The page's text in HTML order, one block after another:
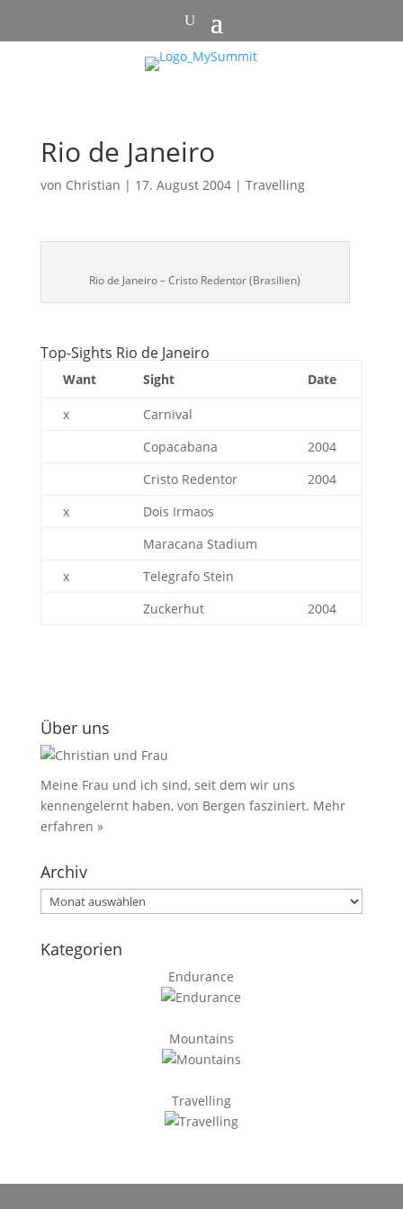
Rio de Janeiro
von Christian | 17. August 2004| Travelling
Rio de Janeiro – Cristo Redentor (Brasilien)
Top-Sights Rio de Janeiro
Want Sight Date
x
Carnival
Copacabana
2004
Cristo Redentor
2004
x
Dois Irmaos
Maracana Stadium
x
Telegrafo Stein
Zuckerhut
2004
Über uns
Meine Frau und ich sind, seit dem wir uns
kennengelernt haben, von Bergen fasziniert. Mehr
erfahren »
Archiv
Archiv
Kategorien
Endurance
Mountains
Travelling